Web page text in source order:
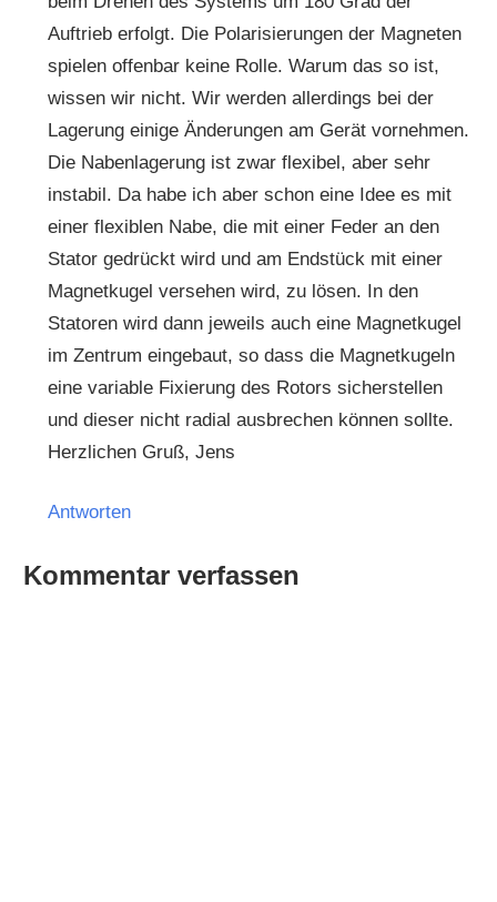
Auftrieb erfolgt. Die Polarisierungen der Magneten
spielen offenbar keine Rolle. Warum das so ist,
wissen wir nicht. Wir werden allerdings bei der
Lagerung einige Änderungen am Gerät vornehmen.
Die Nabenlagerung ist zwar flexibel, aber sehr
instabil. Da habe ich aber schon eine Idee es mit
einer flexiblen Nabe, die mit einer Feder an den
Stator gedrückt wird und am Endstück mit einer
Magnetkugel versehen wird, zu lösen. In den
Statoren wird dann jeweils auch eine Magnetkugel
im Zentrum eingebaut, so dass die Magnetkugeln
eine variable Fixierung des Rotors sicherstellen
und dieser nicht radial ausbrechen können sollte.
Herzlichen Gruß, Jens
Antworten
Kommentar verfassen